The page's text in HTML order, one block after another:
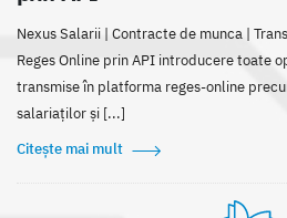
Nexus Salarii | Contracte de munca |
Reges Online prin API introducere toate
transmise în platforma reges-online
salariaților și [...]
Citește mai mult